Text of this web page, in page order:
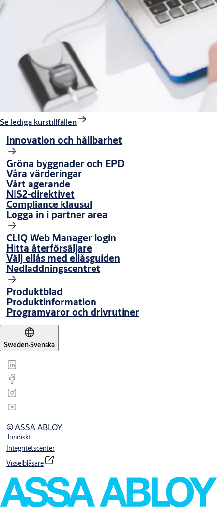
Se lediga kurstillfällen
Innovation och hållbarhet
Gröna byggnader och EPD
Våra värderingar
Vårt agerande
NIS2-direktivet
Compliance klausul
Logga in i partner area
CLIQ Web Manager login
Hitta återförsäljare
Välj ellås med ellåsguiden
Nedladdningscentret
Produktblad
Produktinformation
Programvaror och drivrutiner
Sweden·Svenska
© ASSA ABLOY
Juridiskt
Integritetscenter
Visselblåsare